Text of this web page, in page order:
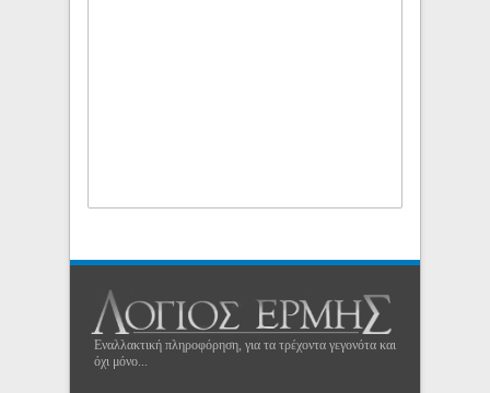
Εναλλακτική πληροφόρηση, για τα τρέχοντα γεγονότα και
όχι μόνο...